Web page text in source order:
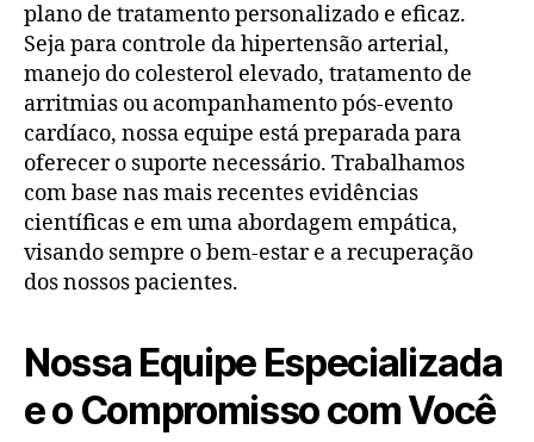
plano de tratamento personalizado e eficaz.
Seja para controle da hipertensão arterial,
manejo do colesterol elevado, tratamento de
arritmias ou acompanhamento pós-evento
cardíaco, nossa equipe está preparada para
oferecer o suporte necessário. Trabalhamos
com base nas mais recentes evidências
científicas e em uma abordagem empática,
visando sempre o bem-estar e a recuperação
dos nossos pacientes.
Nossa Equipe Especializada
e o Compromisso com Você